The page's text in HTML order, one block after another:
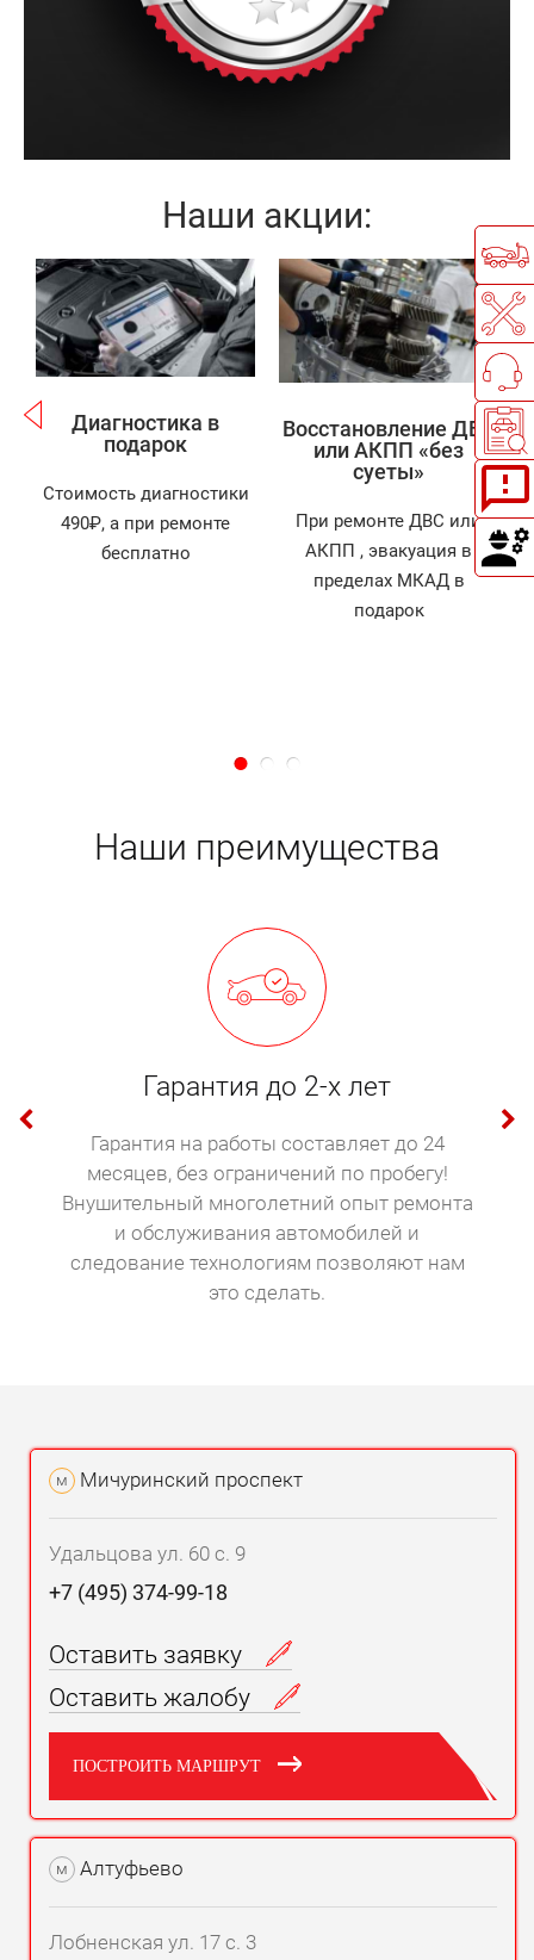
Все работы выполняются в просторном
помещении, это позволяет избежать случайных
повреждений целых деталей кузова при покраске
Наши акции:
Записаться
Диагностика в
подарок
Стоимость диагностики
490₽, а при ремонте
бесплатно
Записаться
Восстановление ДВС
или АКПП «без
суеты»
При ремонте ДВС или
АКПП , эвакуация в
пределах МКАД в
подарок
Наши преимущества
Гарантия до 2-х лет
Гарантия на работы составляет до 24
месяцев, без ограничений по пробегу!
Внушительный многолетний опыт ремонта
и обслуживания автомобилей и
следование технологиям позволяют нам
это сделать.
м Мичуринский проспект
Удальцова ул. 60 с. 9
+7 (495) 374-99-18
Оставить заявку
Оставить жалобу
ПОСТРОИТЬ МАРШРУТ
м Алтуфьево
Лобненская ул. 17 с. 3